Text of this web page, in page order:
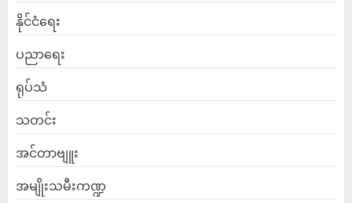
နိုင်ငံရေး
ပညာရေး
ရုပ်သံ
သတင်း
အင်တာဗျူး
အမျိုးသမီးကဏ္ဍ